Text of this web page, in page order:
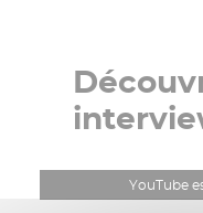
YouTube